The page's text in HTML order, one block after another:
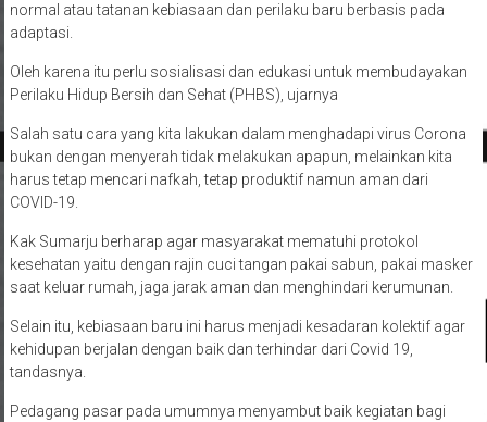
normal atau tatanan kebiasaan dan perilaku baru berbasis pada
adaptasi.
Oleh karena itu perlu sosialisasi dan edukasi untuk membudayakan
Perilaku Hidup Bersih dan Sehat (PHBS), ujarnya
Salah satu cara yang kita lakukan dalam menghadapi virus Corona
bukan dengan menyerah tidak melakukan apapun, melainkan kita
harus tetap mencari nafkah, tetap produktif namun aman dari
COVID-19.
Kak Sumarju berharap agar masyarakat mematuhi protokol
kesehatan yaitu dengan rajin cuci tangan pakai sabun, pakai masker
saat keluar rumah, jaga jarak aman dan menghindari kerumunan.
Selain itu, kebiasaan baru ini harus menjadi kesadaran kolektif agar
kehidupan berjalan dengan baik dan terhindar dari Covid 19,
tandasnya.
Pedagang pasar pada umumnya menyambut baik kegiatan bagi